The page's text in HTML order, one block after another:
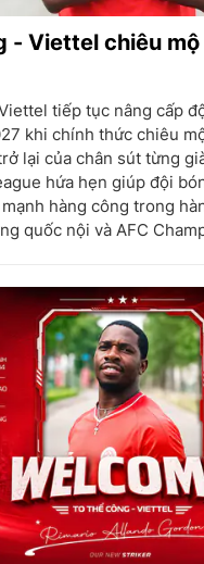
- Viettel chiêu
tiếp tục nâng cấp
khi chính thức chiêu
lại của chân sút từng
hứa hẹn giúp đội
hàng công trong
quốc nội và AFC